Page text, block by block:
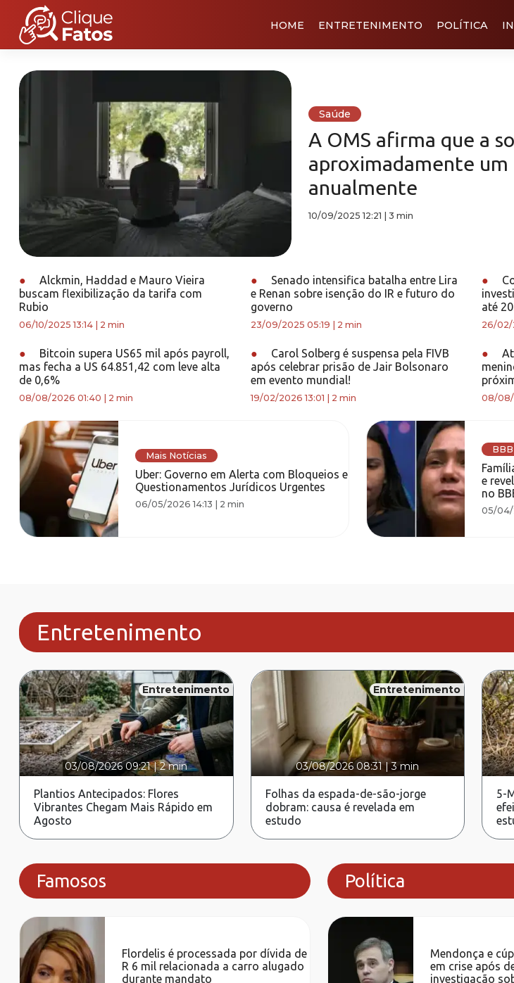
HOME ENTRETENIMENTO POLÍTICA
Saúde
A OMS afirma que a
aproximadamente
anualmente
10/09/2025 12:21 3 min
●
Alckmin, Haddad e Mauro Vieira
buscam flexibilização da tarifa com
Rubio
06/10/2025 13:14 2 min
●
Senado intensifica batalha entre Lira
e Renan sobre isenção do IR e futuro do
governo
23/09/2025 05:19 2 min
●
até
26/02/
●
Bitcoin supera US65 mil após payroll,
mas fecha a US 64.851,42 com leve alta
de 0,6%
08/08/2026 01:40 2 min
●
Carol Solberg é suspensa pela FIVB
após celebrar prisão de Jair Bolsonaro
em evento mundial!
19/02/2026 13:01 2 min
●
08/08/
Mais Notícias
Uber: Governo em Alerta com Bloqueios e
Questionamentos Jurídicos Urgentes
06/05/2026 14:13 | 2 min
BBB
e
no
05/04/
Entretenimento
Entretenimento
03/08/2026 09:21|2 min
Plantios Antecipados: Flores
Vibrantes Chegam Mais Rápido em
Agosto
Entretenimento
03/08/2026 08:31|3 min
Folhas da espada-de-são-jorge
dobram: causa é revelada em
estudo
5-
Famosos
Flordelis é processada por dívida de
R 6 mil relacionada a carro alugado
durante mandato
Política
Mendonça e
em crise após
investigação